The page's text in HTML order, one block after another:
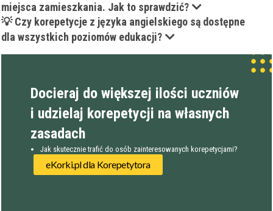
miejsca zamieszkania. Jak to sprawdzić?
💡 Czy korepetycje z języka angielskiego są dostępne
dla wszystkich poziomów edukacji?
Docieraj do większej ilości uczniów
i udzielaj korepetycji na własnych
zasadach
Jak skutecznie trafić do osób zainteresowanych korepetycjami?
eKorki.pl dla Korepetytora